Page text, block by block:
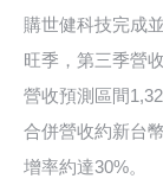
購世健科技完成
旺季，第三季營
營收預測區間
合併營收約新台
增率約達30%。